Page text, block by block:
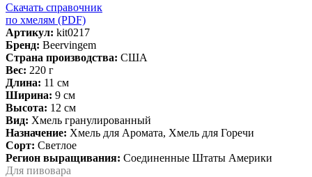
Скачать справочник
по хмелям (PDF)
Артикул: kit0217
Бренд: Beervingem
Страна производства: США
Вес: 220 г
Длина: 11 см
Ширина: 9 см
Высота: 12 см
Вид: Хмель гранулированный
Назначение: Хмель для Аромата, Хмель для Горечи
Сорт: Светлое
Регион выращивания: Соединенные Штаты Америки
Для пивовара